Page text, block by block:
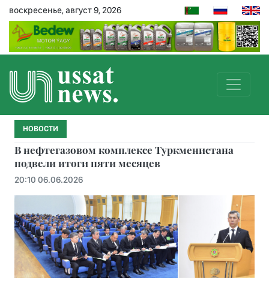
воскресенье, август 9, 2026
НОВОСТИ
В нефтегазовом комплексе Туркменистана
подвели итоги пяти месяцев
20:10 06.06.2026